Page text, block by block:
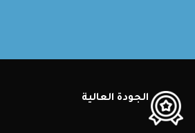
الجودة العالية